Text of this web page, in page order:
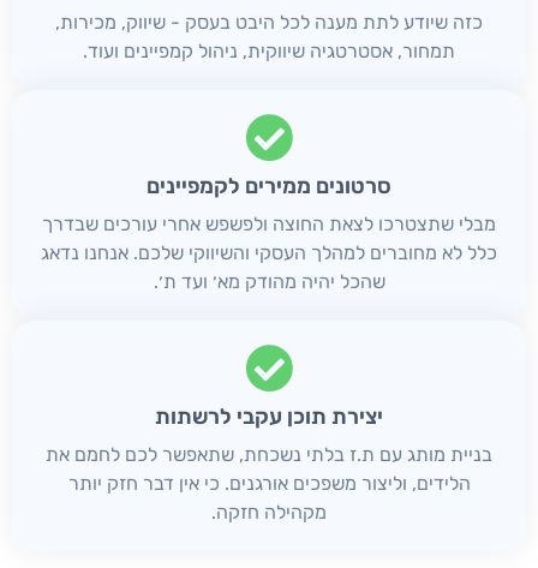
כזה שיודע לתת מענה לכל היבט בעסק - שיווק, מכירות,
תמחור, אסטרטגיה שיווקית, ניהול קמפיינים ועוד.
סרטונים ממירים לקמפיינים
מבלי שתצטרכו לצאת החוצה ולפשפש אחרי עורכים שבדרך
כלל לא מחוברים למהלך העסקי והשיווקי שלכם. אנחנו נדאג
שהכל יהיה מהודק מא׳ ועד ת׳.
יצירת תוכן עקבי לרשתות
בניית מותג עם ת.ז בלתי נשכחת, שתאפשר לכם לחמם את
הלידים, וליצור משפכים אורגנים. כי אין דבר חזק יותר
מקהילה חזקה.